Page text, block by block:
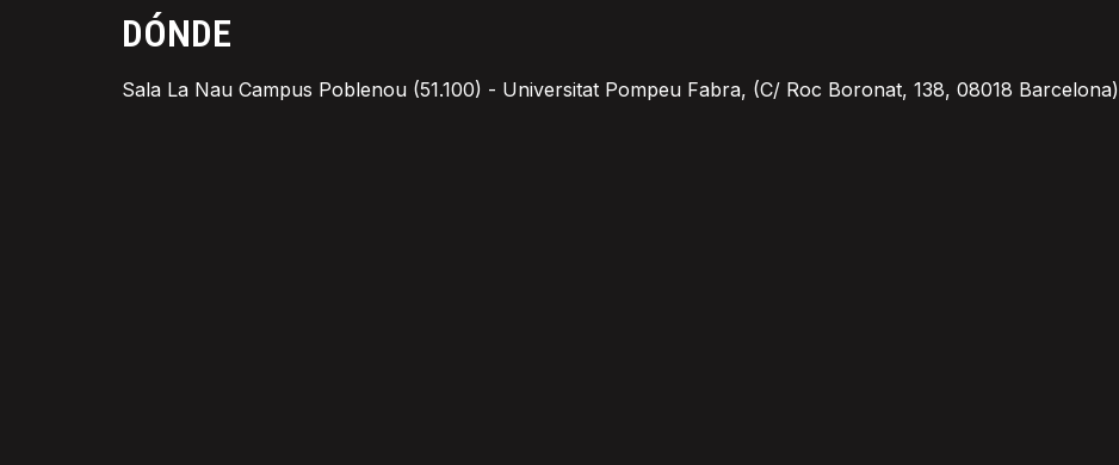
DÓNDE
Sala La Nau Campus Poblenou (51.100) - Universitat Pompeu Fabra, (C/ Roc Boronat, 138, 08018 Barcelona)